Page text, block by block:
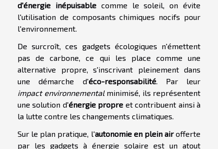
d'énergie inépuisablecomme le soleil, on évite
l'utilisation de composants chimiques nocifs pour
l'environnement.
De surcroît, ces gadgets écologiques n'émettent
pas de carbone, ce qui les place comme une
alternative propre, s'inscrivant pleinement dans
une démarche d'éco-responsabilité. Par leur
impact environnementalminimisé, ils représentent
une solution d'énergie propre et contribuent ainsi à
la lutte contre les changements climatiques.
Sur le plan pratique, l'autonomie en plein airofferte
par les gadgets à énergie solaire est un atout